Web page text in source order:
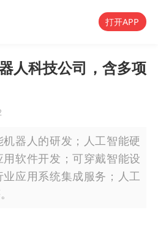
打开APP
人科技公司，含多项
器人的研发；人工智能硬
软件开发；可穿戴智能设
应用系统集成服务；人工